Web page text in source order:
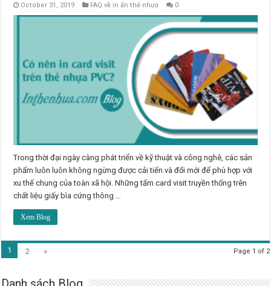
October 31, 2019 FAQ về in ấn thẻ nhựa 0
Trong thời đại ngày càng phát triển về kỹ thuật và công nghê, các sản
phẩm luôn luôn không ngừng được cải tiến và đổi mới để phù hợp với
xu thế chung của toàn xã hội. Những tấm card visit truyền thống trên
chất liệu giấy bìa cứng thông …
Xem Blog
Page 1 of 2
1 2 »